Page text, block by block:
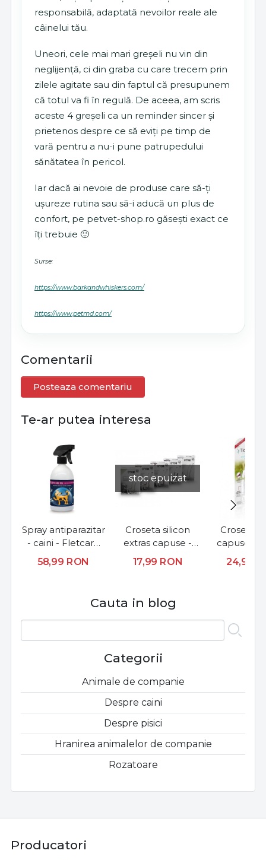
Cauta in blog
Categorii
Animale de companie
Despre caini
Despre pisici
Hranirea animalelor de companie
Rozatoare
responsabilă, adaptată nevoilor reale ale
câinelui tău.
Uneori, cele mai mari greșeli nu vin din
neglijență, ci din graba cu care trecem prin
zilele agitate sau din faptul că presupunem
că totul va fi în regulă. De aceea, am scris
aceste 4 greșeli ca un reminder sincer și
prietenos despre ce să eviți pe timp de
vară pentru a nu-i pune patrupedului
sănătatea în pericol.
Iar dacă ai nevoie de produse care să-ți
ușureze rutina sau să-i aducă un plus de
confort, pe petvet-shop.ro găsești exact ce
îți trebuie 🙂
Surse:
https://www.barkandwhiskers.com/
https://www.petmd.com/
Comentarii
Posteaza comentariu
Te-ar putea interesa
Spray antiparazitar
- caini - Fletcare
FBL - 500ml
58,99 RON
stoc epuizat
Croseta silicon
extras capuse -
O'Tom Tick Twister
Silicon - set 2 buc.
17,99 RON
Croseta
capuse -
Tick
buc.
24,99
Producatori